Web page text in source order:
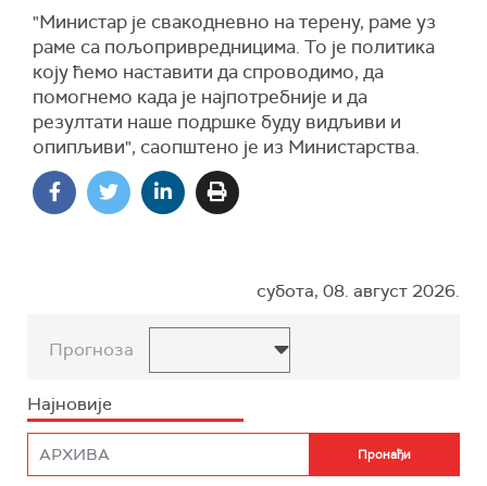
"Министар је свакодневно на терену, раме уз
раме са пољопривредницима. То је политика
коју ћемо наставити да спроводимо, да
помогнемо када је најпотребније и да
резултати наше подршке буду видљиви и
опипљиви", саопштено је из Министарства.
субота, 08. август 2026.
Прогноза
Најновије